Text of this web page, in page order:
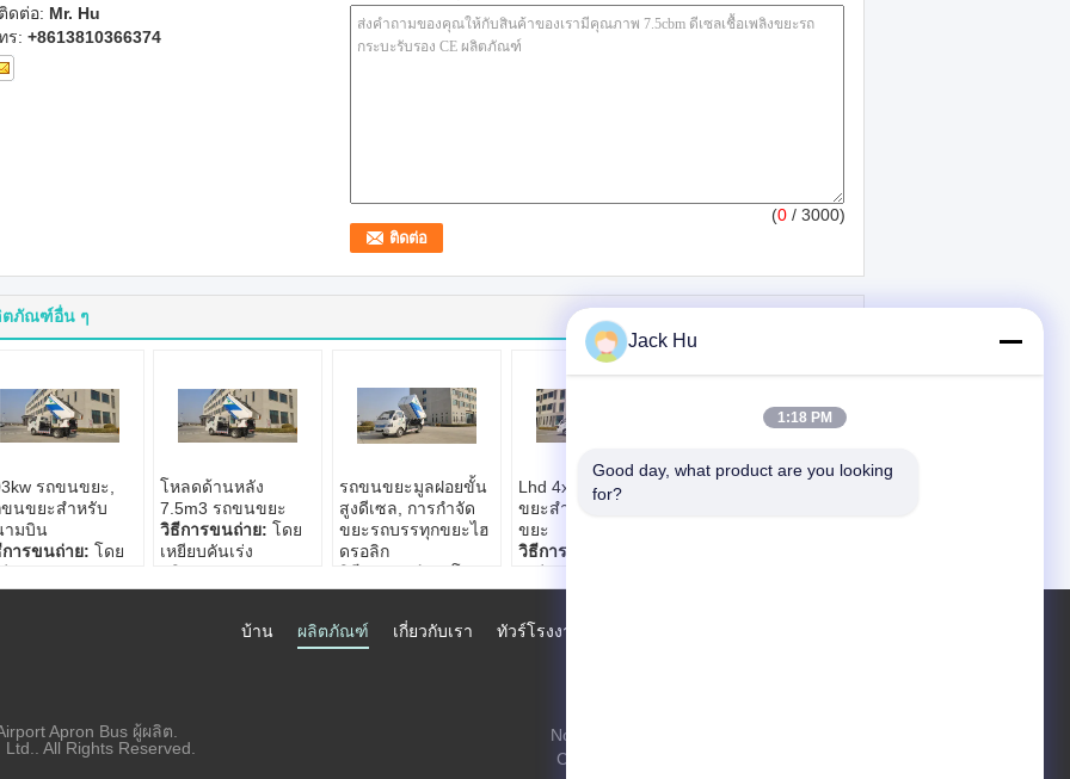
ดต่อ: Mr. Hu
ร: +8613810366374
(0 / 3000)
ตภัณฑ์อื่น ๆ
รถขนขยะ,
ขนขยะสำหรับ
ามบิน
ารขนถ่าย: โดย
มาณ:7/12m³
โหลดด้านหลัง
7.5m3 รถขนขยะ
วิธีการขนถ่าย:โดย
เหยียบคันเร่ง
ถังขยะที่ใช้บังคับ:
240L*2/660L
รถขนขยะมูลฝอยขั้น
สูงดีเซล, การกำจัด
ขยะรถบรรทุกขยะไฮ
ดรอลิก
เหยียบคันเร่ง
ถังขยะที่ใช้บังคับ:
Lhd 4x2 รถบรรทุก
ขยะสำหรับการบำบัด
ขยะ
วิธีการขนถ่าย:
ปริมาณ:
มาตรฐาน
ทัวร์โรงงาน
เกี่ยวกับเรา
ผลิตภัณฑ์
บ้าน
Apron Bus ผู้ผลิต.
All Rights Reserved.
No. 97 Changping Road, Shahe Town,
Changping District, Beijing, PR China,
Jack Hu
1:18 PM
Good day, what product are you looking
for?